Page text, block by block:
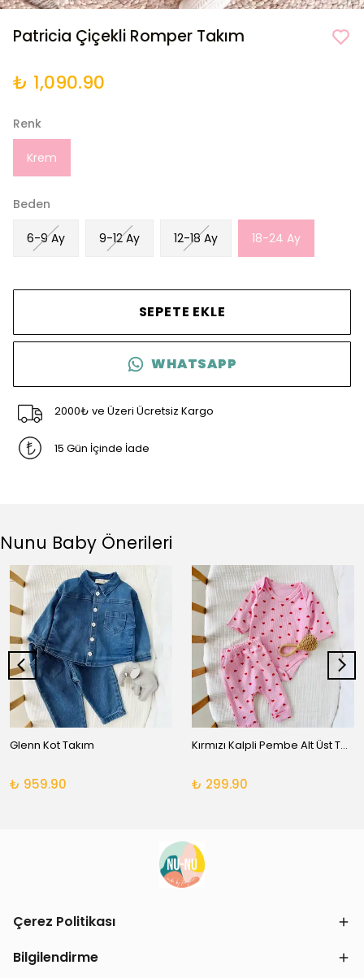
Patricia Çiçekli Romper Takım
₺ 1,090.90
Renk
Krem
Beden
6-9 Ay 9-12 Ay 12-18 Ay 18-24 Ay
SEPETE EKLE
WHATSAPP
2000₺ ve Üzeri Ücretsiz Kargo
15 Gün İçinde İade
Nunu Baby Önerileri
Glenn Kot Takım
₺ 959.90
Kırmızı Kalpli Pembe Alt Üst Takım
₺ 299.90
Çerez Politikası
Bilgilendirme